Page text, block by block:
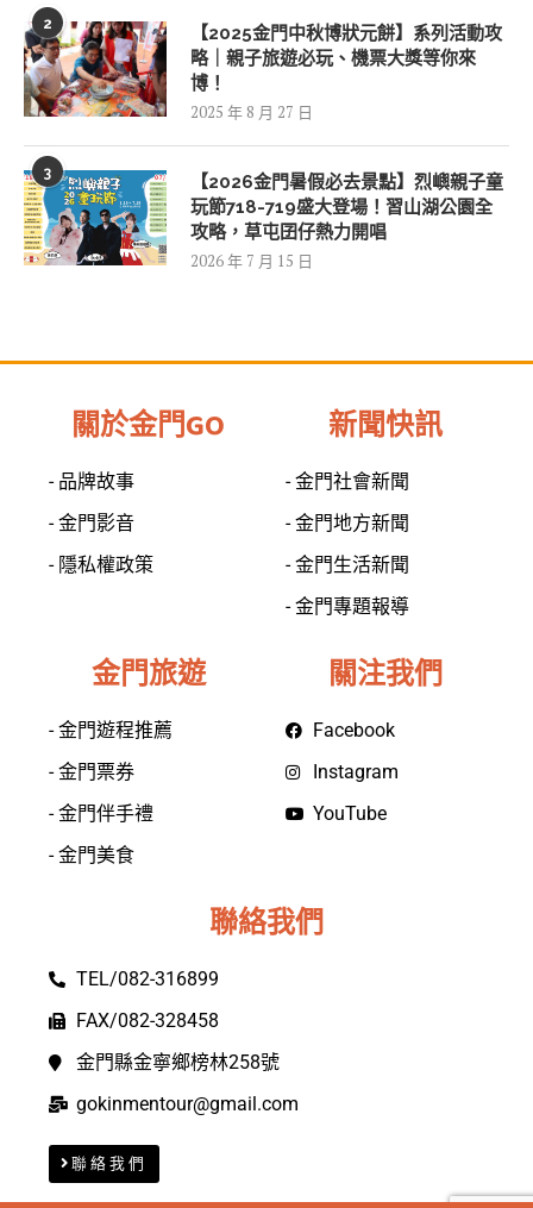
2
【2025金門中秋博狀元餅】系列活動攻
略｜親子旅遊必玩、機票大獎等你來
博！
2025 年 8 月 27 日
3
【2026金門暑假必去景點】烈嶼親子童
玩節718-719盛大登場！習山湖公園全
攻略，草屯囝仔熱力開唱
2026 年 7 月 15 日
關於金門GO
- 品牌故事
- 金門影音
- 隱私權政策
新聞快訊
- 金門社會新聞
- 金門地方新聞
- 金門生活新聞
- 金門專題報導
金門旅遊
- 金門遊程推薦
- 金門票券
- 金門伴手禮
- 金門美食
關注我們
Facebook
Instagram
YouTube
聯絡我們
TEL/082-316899
FAX/082-328458
金門縣金寧鄉榜林258號
gokinmentour@gmail.com
聯絡我們